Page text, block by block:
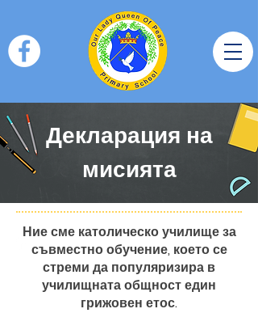
Декларация на
мисията
Ние сме католическо училище за
съвместно обучение, което се
стреми да популяризира в
училищната общност един
грижовен етос.